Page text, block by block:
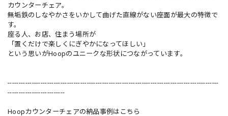
カウンターチェア。
無垢鉄のしなやかさをいかして曲げた直線がない座面が最大の特徴で
す。
座る人、お店、住まう場所が
「置くだけで楽しくにぎやかになってほしい」
という思いがHoopのユニークな形状につながっています。
------------------------------------------------------------------------------------------------
--------------------------
Hoopカウンターチェアの納品事例はこちら